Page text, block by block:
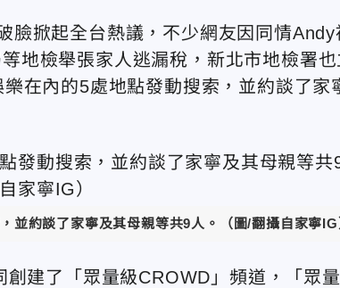
臉掀起全台熱議，不少網友因同情Andy
地檢舉張家人逃漏稅， 新北市地檢署也
在內的5處地點發動搜索，並約談了家
並約談了家寧及其母親等共9人。（圖/翻攝自家寧IG
建了「眾量級CROWD」頻道，
「眾